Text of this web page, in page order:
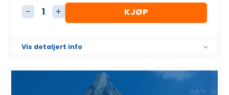
AC Kompressor antall KJØP
Vis detaljert info